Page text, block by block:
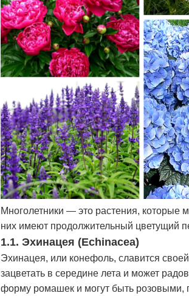
Многолетники — это растения, которые
них имеют продолжительный цветущий
1.1. Эхинацея (Echinacea)
Эхинацея, или конефоль, славится
зацветать в середине лета и может
форму ромашек и могут быть розовыми,